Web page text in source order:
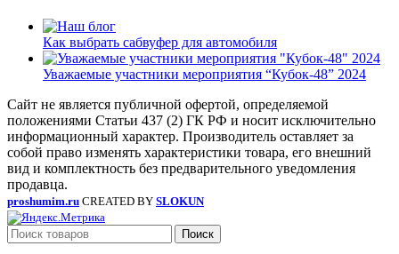
Как выбрать сабвуфер для автомобиля
Уважаемые участники мероприятия “Кубок-48” 2024
Сайт не является публичной офертой, определяемой
положениями Статьи 437 (2) ГК РФ и носит исключительно
информационный характер. Производитель оставляет за
собой право изменять характеристики товара, его внешний
вид и комплектность без предварительного уведомления
продавца.
proshumim.ru CREATED BY SLOKUN
Поиск